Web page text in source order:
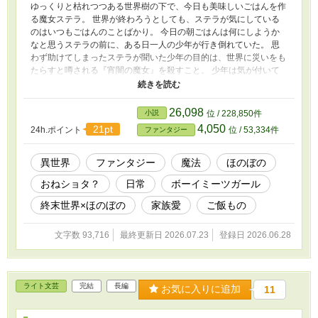
ゆっくりと枯れつつある世界樹の下で、今日も美味しいごはんを作
る魔女ステラ。 世界が終わろうとしても、ステラが気にしている
のはいつもごはんのことばかり。 今日の朝ごはんは何にしようか
なと思うステラの前に、ある日一人の少年が行き倒れていた。 思
わず助けてしまったステラが聞いた少年の目的は、世界に災いをも
たらすと噂される『宵闇の魔女』を殺すこと。 少年は気が付いて
いないけれど、それって自分のことだと気付いたステラ。 でも彼
まで家にいていいよと告げるステラ。 そうしてごはんのことしか
気にしない魔女と、魔女を殺すためにやってきた少年の奇妙な同居
生活が始まっていく。
24h.ポイント 21pt
小説 26,098 位 / 228,850件
ファンタジー 4,050 位 / 53,334件
異世界 ファンタジー 魔法
ほのぼの
おねショタ？
日常
ボーイミーツガール
終末世界×ほのぼの
家族愛 ご飯もの
文字数 93,716 最終更新日 2026.07.23 登録日 2026.06.28
ライト文芸 完結 長編 お気に入りに追加 11